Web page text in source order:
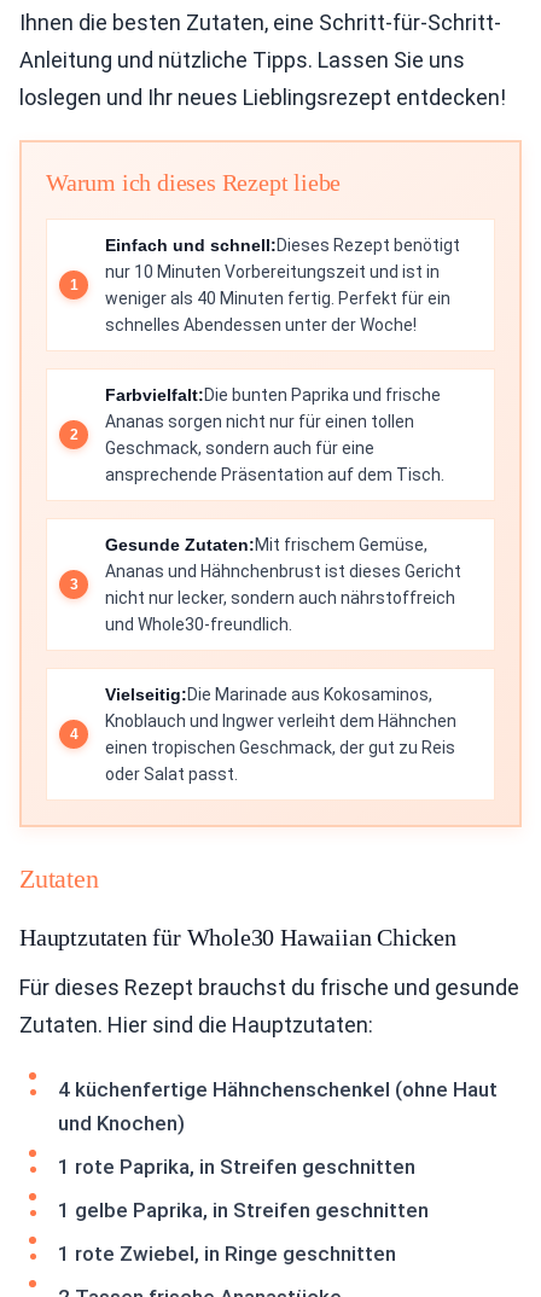
Ihnen die besten Zutaten, eine Schritt-für-Schritt-
Anleitung und nützliche Tipps. Lassen Sie uns
loslegen und Ihr neues Lieblingsrezept entdecken!
Warum ich dieses Rezept liebe
Einfach und schnell:Dieses Rezept benötigt
nur 10 Minuten Vorbereitungszeit und ist in
weniger als 40 Minuten fertig. Perfekt für ein
schnelles Abendessen unter der Woche!
Farbvielfalt:Die bunten Paprika und frische
Ananas sorgen nicht nur für einen tollen
Geschmack, sondern auch für eine
ansprechende Präsentation auf dem Tisch.
Gesunde Zutaten:Mit frischem Gemüse,
Ananas und Hähnchenbrust ist dieses Gericht
nicht nur lecker, sondern auch nährstoffreich
und Whole30-freundlich.
Vielseitig:Die Marinade aus Kokosaminos,
Knoblauch und Ingwer verleiht dem Hähnchen
einen tropischen Geschmack, der gut zu Reis
oder Salat passt.
Zutaten
Hauptzutaten für Whole30 Hawaiian Chicken
Für dieses Rezept brauchst du frische und gesunde
Zutaten. Hier sind die Hauptzutaten:
4 küchenfertige Hähnchenschenkel (ohne Haut
und Knochen)
1 rote Paprika, in Streifen geschnitten
1 gelbe Paprika, in Streifen geschnitten
1 rote Zwiebel, in Ringe geschnitten